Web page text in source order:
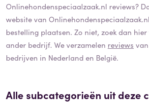
Onlinehondenspeciaalzaak.nl reviews?
website van Onlinehondenspeciaalzaak.nl
bestelling plaatsen. Zo niet, zoek dan
ander bedrijf. We verzamelen reviews
bedrijven in Nederland en België.
Alle subcategorieën uit deze